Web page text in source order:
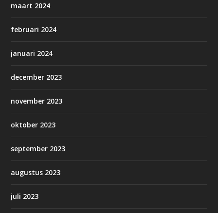
maart 2024
februari 2024
januari 2024
december 2023
november 2023
oktober 2023
september 2023
augustus 2023
juli 2023